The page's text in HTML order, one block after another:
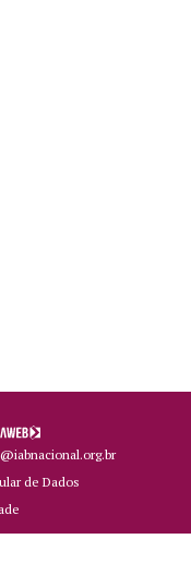
de Dados